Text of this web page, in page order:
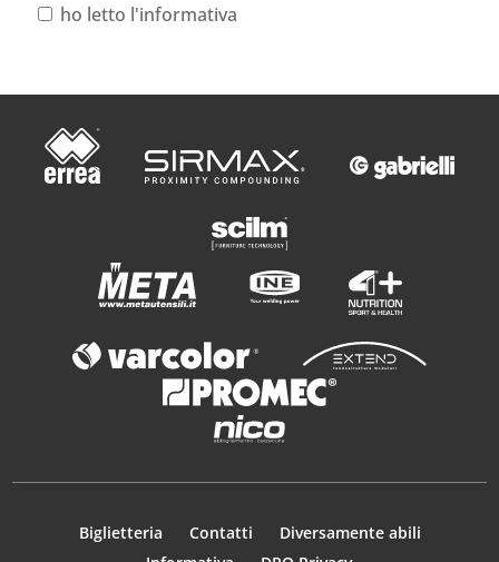
ho letto l'informativa
Biglietteria Contatti
Diversamente abili